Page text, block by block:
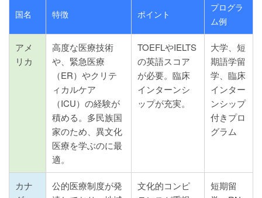
国名 特徴 ポイント
プログラ
ム例
アメ
リカ
高度な医療技術
や、緊急医療
（ER）やクリテ
ィカルケア
（ICU）の経験が
積める。多民族国
家のため、異文化
医療を学ぶのに最
適。
TOEFLやIELTS
の英語スコア
が必要。臨床
インターンシ
ップが充実。
大学、短
期語学留
学、臨床
インター
ンシップ
付きプロ
グラム
カナ
公的医療制度が発
文化的コンピ
短期留